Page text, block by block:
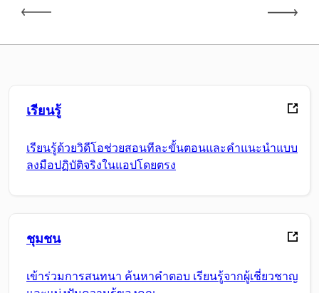
เรียนรู้
เรียนรู้ด้วยวิดีโอช่วยสอนทีละขั้นตอนและคำแนะนำแบบ
ลงมือปฏิบัติจริงในแอปโดยตรง
ชุมชน
เข้าร่วมการสนทนา ค้นหาคำตอบ เรียนรู้จากผู้เชี่ยวชาญ